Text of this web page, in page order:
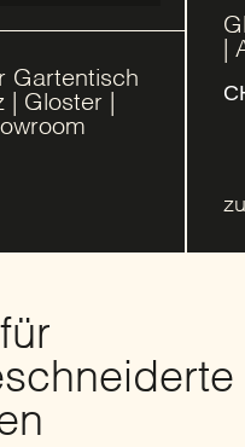
Gartentisch
Gloster |
|